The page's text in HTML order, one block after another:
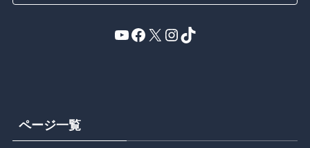
YouTube
Facebook
X Instagram
TikTok
ページ一覧